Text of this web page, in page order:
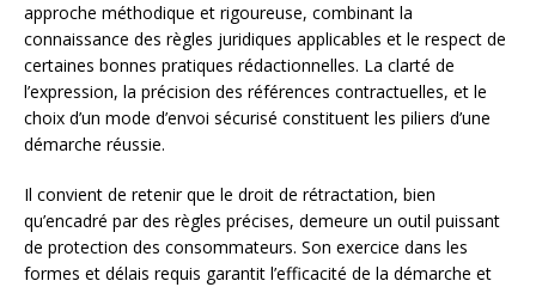
approche méthodique et rigoureuse, combinant la
connaissance des règles juridiques applicables et le respect de
certaines bonnes pratiques rédactionnelles. La clarté de
l’expression, la précision des références contractuelles, et le
choix d’un mode d’envoi sécurisé constituent les piliers d’une
démarche réussie.
Il convient de retenir que le droit de rétractation, bien
qu’encadré par des règles précises, demeure un outil puissant
de protection des consommateurs. Son exercice dans les
formes et délais requis garantit l’efficacité de la démarche et